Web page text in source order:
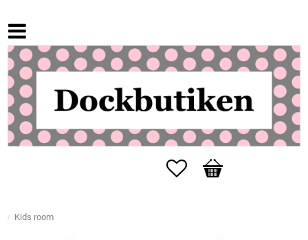
Favorites
Basket
Kids room